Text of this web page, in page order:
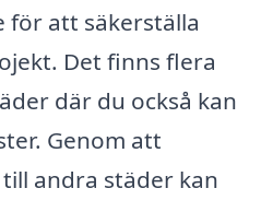
för att säkerställa
Det finns flera
där du också kan
Genom att
andra städer kan